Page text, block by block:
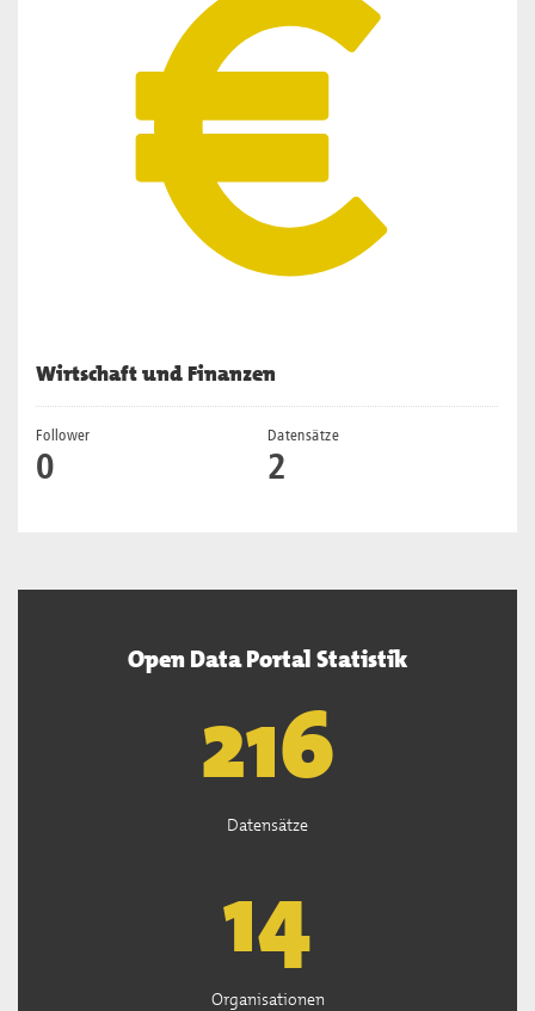
Wirtschaft und Finanzen
Follower
0
Datensätze
2
Open Data Portal Statistik
218
Datensätze
14
Organisationen